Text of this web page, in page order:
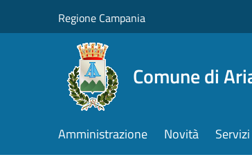
Regione Campania
Comune di
Amministrazione Novità Servizi